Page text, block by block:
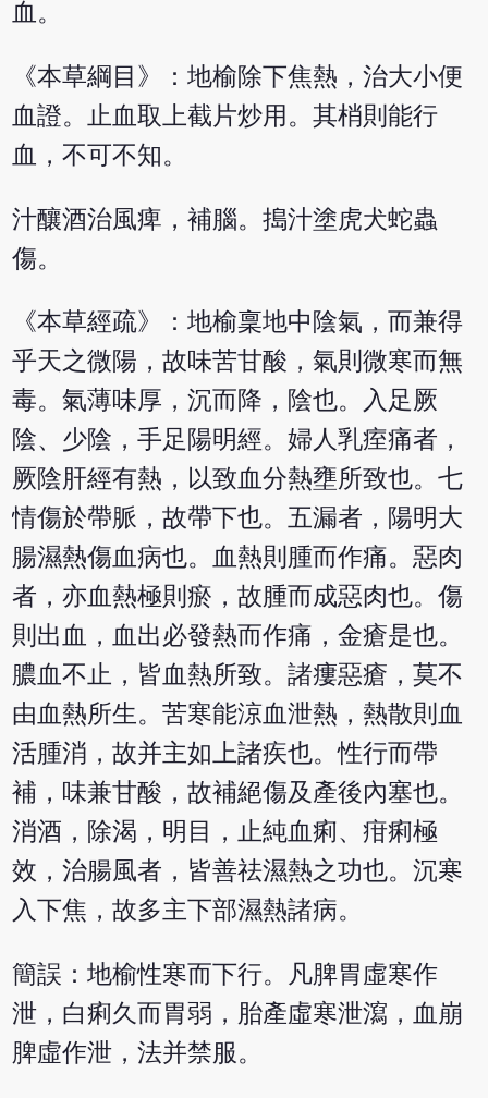
血。
《本草綱目》：地榆除下焦熱，治大小便
血證。止血取上截片炒用。其梢則能行
血，不可不知。
汁釀酒治風痺，補腦。搗汁塗虎犬蛇蟲
傷。
《本草經疏》：地榆稟地中陰氣，而兼得
乎天之微陽，故味苦甘酸，氣則微寒而無
毒。氣薄味厚，沉而降，陰也。入足厥
陰、少陰，手足陽明經。婦人乳痓痛者，
厥陰肝經有熱，以致血分熱壅所致也。七
情傷於帶脈，故帶下也。五漏者，陽明大
腸濕熱傷血病也。血熱則腫而作痛。惡肉
者，亦血熱極則瘀，故腫而成惡肉也。傷
則出血，血出必發熱而作痛，金瘡是也。
膿血不止，皆血熱所致。諸瘻惡瘡，莫不
由血熱所生。苦寒能涼血泄熱，熱散則血
活腫消，故并主如上諸疾也。性行而帶
補，味兼甘酸，故補絕傷及產後內塞也。
消酒，除渴，明目，止純血痢、疳痢極
效，治腸風者，皆善祛濕熱之功也。沉寒
入下焦，故多主下部濕熱諸病。
簡誤：地榆性寒而下行。凡脾胃虛寒作
泄，白痢久而胃弱，胎產虛寒泄瀉，血崩
脾虛作泄，法并禁服。